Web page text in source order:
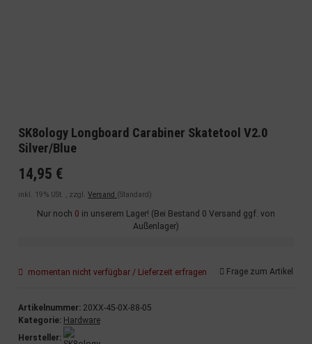
SK8ology Longboard Carabiner Skatetool V2.0
Silver/Blue
14,95 €
inkl. 19% USt. , zzgl. Versand (Standard)
Nur noch 0 in unserem Lager! (Bei Bestand 0 Versand ggf. von
Außenlager)
momentan nicht verfügbar / Lieferzeit erfragen Frage zum Artikel
Artikelnummer: 20XX-45-0X-88-05
Kategorie: Hardware
Hersteller: